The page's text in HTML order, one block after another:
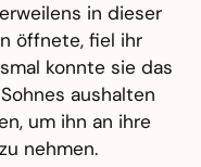
in dieser
öffnete, fiel ihr
konnte sie das
aushalten
um ihn an ihre
nehmen.